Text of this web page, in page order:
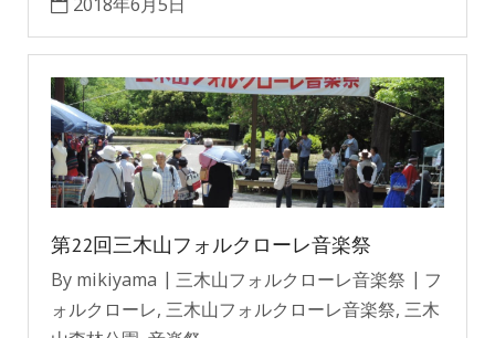
第22回三木山フォルクローレ音楽祭
By mikiyama 三木山フォルクローレ音楽祭
フ
ォルクローレ, 三木山フォルクローレ音楽祭, 三木